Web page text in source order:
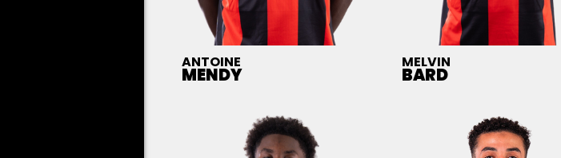
ANTOINE
MENDY
MELVIN
BARD